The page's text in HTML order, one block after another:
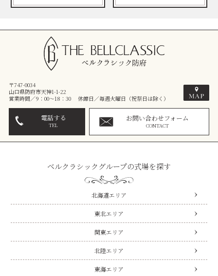
〒747-0034
山口県防府市天神1-1-22
営業時間／9：00～18：30 休館日／毎週火曜日（祝祭日は除く）
電話する
TEL
お問い合わせフォーム
CONTACT
ベルクラシックグループの式場を探す
北海道エリア
東北エリア
関東エリア
北陸エリア
東海エリア